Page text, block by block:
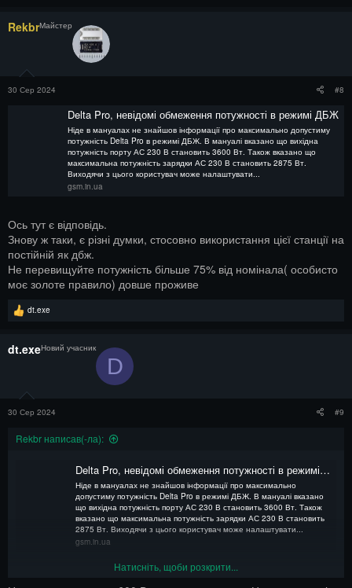
RekbrМайстер
30 Сер 2024 #8
Delta Pro, невідомі обмеження потужності в режимі ДБЖ
Ніде в мануалах не знайшов інформації про максимально допустиму
потужність Delta Pro в режимі ДБЖ. В мануалі вказано що вихідна
потужність порту АС 230 В становить 3600 Вт. Також вказано що
максимальна потужність зарядки АС 230 В становить 2875 Вт.
Виходячи з цього користувач може налаштувати...
gsm.in.ua
Ось тут є відповідь.
Знову ж таки, є різні думки, стосовно використання цієї станції на
постійній як дбж.
Не перевищуйте потужність більше 75% від номінала( особисто
моє золоте правило) довше проживе
Р
ц
dt.exe
dt.exeНовий учасник
D
30 Сер 2024 #9
Rekbr написав(-ла):
Delta Pro, невідомі обмеження потужності в режимі ДБЖ
Ніде в мануалах не знайшов інформації про максимально
допустиму потужність Delta Pro в режимі ДБЖ. В мануалі вказано
що вихідна потужність порту АС 230 В становить 3600 Вт. Також
вказано що максимальна потужність зарядки АС 230 В становить
2875 Вт. Виходячи з цього користувач може налаштувати...
gsm.in.ua
Натисніть, щоби розкрити...